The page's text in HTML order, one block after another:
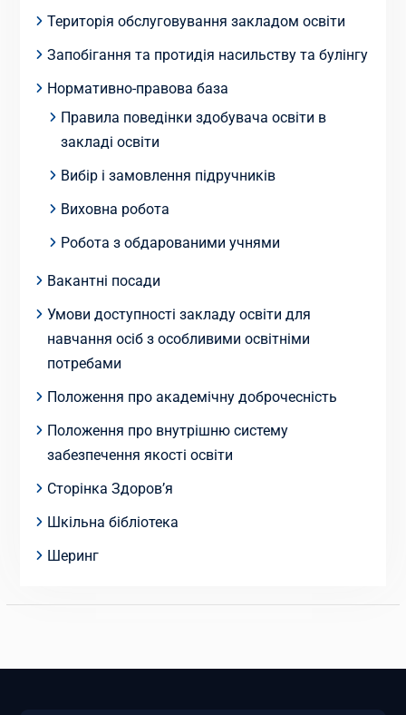
Територія обслуговування закладом освіти
Запобігання та протидія насильству та булінгу
Нормативно-правова база
Правила поведінки здобувача освіти в
закладі освіти
Вибір і замовлення підручників
Виховна робота
Робота з обдарованими учнями
Вакантні посади
Умови доступності закладу освіти для
навчання осіб з особливими освітніми
потребами
Положення про академічну доброчесність
Положення про внутрішню систему
забезпечення якості освіти
Сторінка Здоров’я
Шкільна бібліотека
Шеринг